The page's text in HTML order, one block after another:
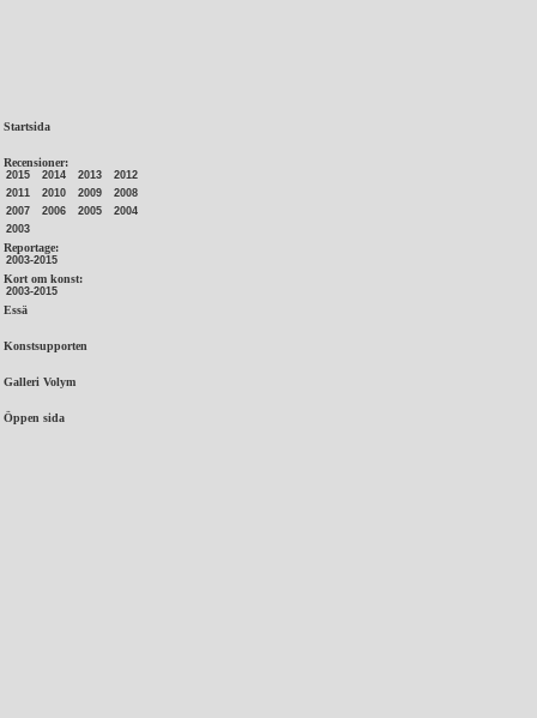
Startsida
Recensioner:
2015 2014 2013
2012
2011
2010 2009
2008
2007
2006 2005
2004
2003
Reportage:
2003-2015
Kort om konst:
2003-2015
Essä
Konstsupporten
Galleri Volym
Öppen sida